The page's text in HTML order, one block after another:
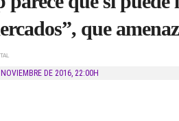
que
NOVIEMBRE DE 2016, 22:00H